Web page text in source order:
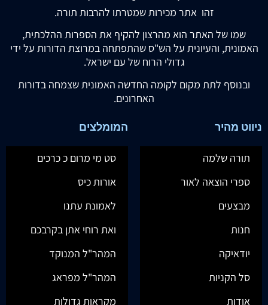
זהו אתר מכירות שמטרתו להרבות תורה.
שמו של האתר הוא מהרצון להקיף את הספרות ההלכתית,
האמונית, והעיונית על הש"ס שהתפתחה במרוצת הדורות על ידי
גדולי הרוח של עם ישראל.
ובנוסף לתת מקום לקומה החדשה האמונית שצמחה בדורות
האחרונים.
ניווט מהיר
תורה שלמה
ספרי הוצאה לאור
מבצעים
חנות
יודאיקה
סל הקניות
אודות
המומלצים
סט מי מרום כ כרכים
אורות כיס
לאמונת עתנו
ואת רוחי אתן בקרבכם
המהר"ל המנוקד
המהר"ל מפראג
מקראות גדולות